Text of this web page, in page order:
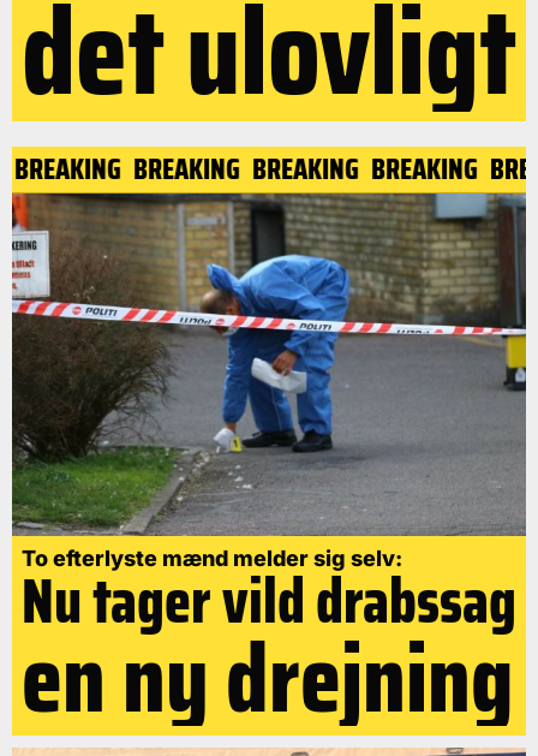
det ulovligt
BREAKING BREAKING BREAKING BREAKING
To efterlyste mænd melder sig selv:
Nu tager vild drabssag
en ny drejning